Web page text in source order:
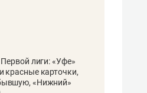
лиги: «Уфе»
красные карточки,
«Нижний»